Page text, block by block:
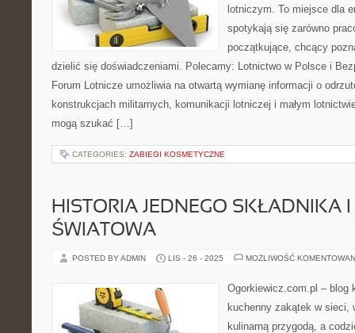
lotniczym. To miejsce dla
spotykają się zarówno
początkujące, chcący
dzielić się doświadczeniami. Polecamy: Lotnictwo w Polsce i
Forum Lotnicze umożliwia na otwartą wymianę informacji o
konstrukcjach militarnych, komunikacji lotniczej i małym
mogą szukać […]
CATEGORIES: ZABIEGI KOSMETYCZNE
HISTORIA JEDNEGO SKŁADNIKA
ŚWIATOWA
POSTED BY ADMIN LIS - 26 - 2025 MOŻLIWOŚĆ
Ogorkiewicz.com.pl – blog
kuchenny zakątek w sieci,
kulinarną przygodą, a